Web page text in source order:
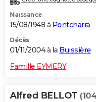
Naissance
15/08/1948 à Pontcharra
Décès
01/11/2004 à la Buissière
Famille EYMERY
Alfred BELLOT